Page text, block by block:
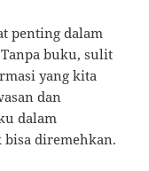
penting dalam
buku, sulit
yang kita
dan
dalam
bisa diremehkan.